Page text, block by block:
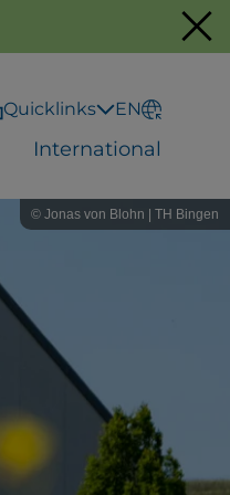
Quicklinks EN
International
© Jonas von Blohn | TH Bingen